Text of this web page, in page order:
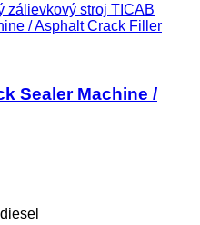
zálievkový stroj TICAB
/ Asphalt Crack Filler
Sealer Machine /
diesel